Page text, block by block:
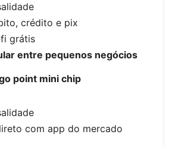
crédito e pix
grátis
entre pequenos negócios
point mini chip
com app do mercado